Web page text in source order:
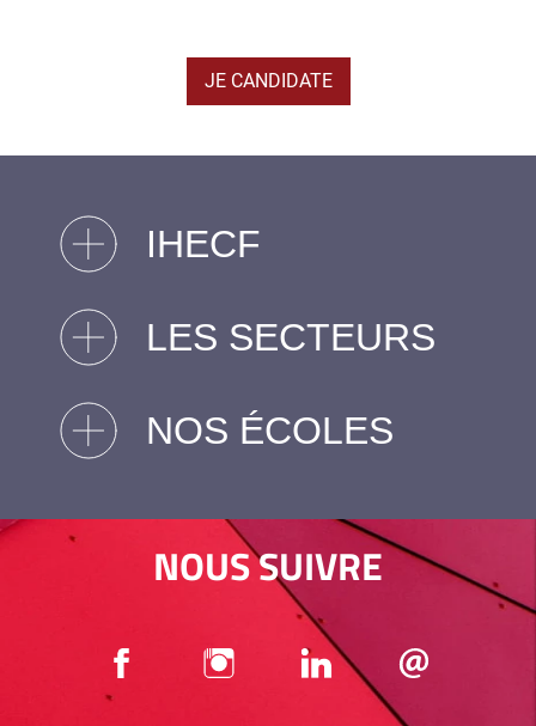
JE CANDIDATE
IHECF
LES SECTEURS
NOS ÉCOLES
NOUS SUIVRE